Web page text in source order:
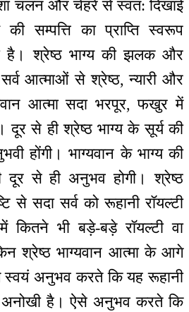
चलन और चेहरे से स्वत: दिखाई
सम्पत्ति का प्राप्ति स्वरूप
है। श्रेष्ठ भाग्य की झलक और
आत्माओं से श्रेष्ठ, न्यारी और
आत्मा सदा भरपूर, फखुर में
से ही श्रेष्ठ भाग्य के सूर्य की
होंगी। भाग्यवान के भाग्य की
दूर से ही अनुभव होगी। श्रेष्ठ
से सदा सर्व को रूहानी रॉयल्टी
कितने भी बड़े-बड़े रॉयल्टी वा
श्रेष्ठ भाग्यवान आत्मा के आगे
स्वयं अनुभव करते कि यह रूहानी
अनोखी है। ऐसे अनुभव करते कि